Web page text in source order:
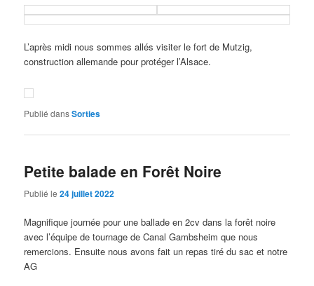
L’après midi nous sommes allés visiter le fort de Mutzig,
construction allemande pour protéger l’Alsace.
Publié dansSorties
Petite balade en Forêt Noire
Publié le24 juillet 2022
Magnifique journée pour une ballade en 2cv dans la forêt noire
avec l’équipe de tournage de Canal Gambsheim que nous
remercions. Ensuite nous avons fait un repas tiré du sac et notre
AG